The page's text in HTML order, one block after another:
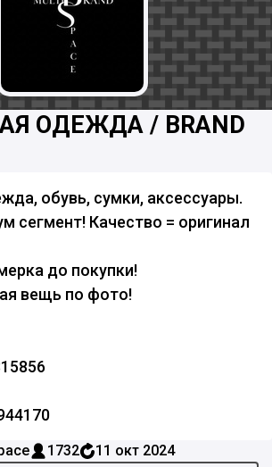
ОДЕЖДА / BRAND
обувь, сумки, аксессуары.
сегмент! Качество = оригинал
до покупки!
вещь по фото!
1732 11 окт 2024